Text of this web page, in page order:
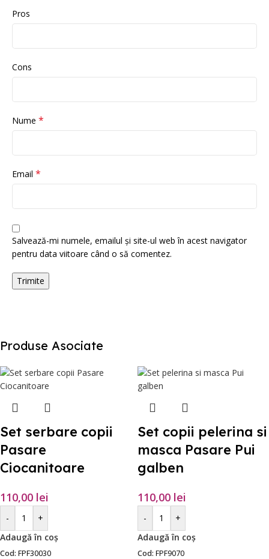
Pros
Cons
Nume *
Email *
Salvează-mi numele, emailul și site-ul web în acest navigator
pentru data viitoare când o să comentez.
Produse Asociate
Set serbare copii
Pasare
Ciocanitoare
110,00 lei
-
+
Adaugă în coș
Cod: FPF30030
Set copii pelerina si
masca Pasare Pui
galben
110,00 lei
-
+
Adaugă în coș
Cod: FPF9070